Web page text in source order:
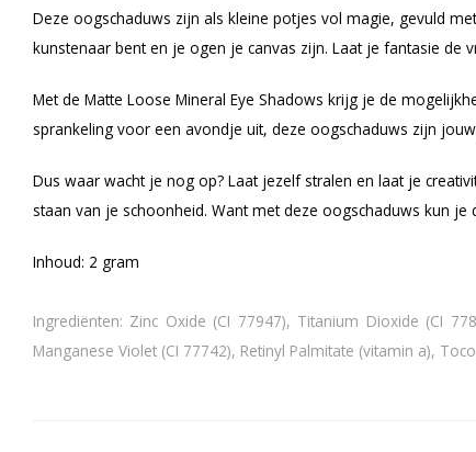
Deze oogschaduws zijn als kleine potjes vol magie, gevuld
kunstenaar bent en je ogen je canvas zijn. Laat je fantasie
Met de Matte Loose Mineral Eye Shadows krijg je de
sprankeling voor een avondje uit, deze oogschaduws zijn
Dus waar wacht je nog op? Laat jezelf stralen en laat je
staan van je schoonheid. Want met deze oogschaduws kun
Inhoud: 2 gram
Ingrediënten: Zinc Oxide (CI 77947), Titanium Dioxide (CI
Manganese Violet (CI 77742), Retinyl Palmitate (vitamin a),